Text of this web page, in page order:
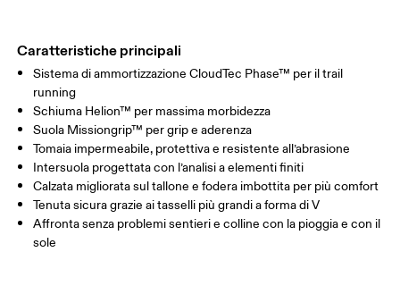
Caratteristiche principali
Sistema di ammortizzazione CloudTec Phase™ per il trail
running
Schiuma Helion™ per massima morbidezza
Suola Missiongrip™ per grip e aderenza
Tomaia impermeabile, protettiva e resistente all’abrasione
Intersuola progettata con l’analisi a elementi finiti
Calzata migliorata sul tallone e fodera imbottita per più comfort
Tenuta sicura grazie ai tasselli più grandi a forma di V
Affronta senza problemi sentieri e colline con la pioggia e con il
sole